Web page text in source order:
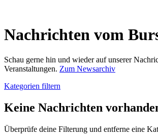
Nachrichten vom
Schau gerne hin und wieder auf unserer
Veranstaltungen. Zum Newsarchiv
Kategorien filtern
Keine Nachrichten
Überprüfe deine Filterung und entferne eine